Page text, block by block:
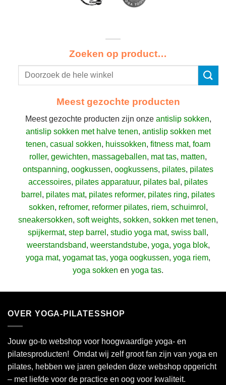
Zoeken op product…
Meest gezochte producten
Meest gezochte producten zijn onze antislip sokken,
antislip sokken met halve tenen, antislip sokken met
tenen,casual sokken, huissokken,fitness mat,foam
roller,gewichten, massageballen, mat tas, matten,
ontspanning,oogkussen,oogkussens, pilates, pilates
accessoires, pilates apparatuur, pilates bal , pilates
barrel , pilates mat, pilates reformer, pilates ring, pilates
sokken, refromer, reformer pilates, riem, schuimrol ,
sneakersokken,soft weights,sokken,sokken met tenen,
spijkermat,step barrel ,studio yoga mat,swiss ball ,
weerstandsband, weerstandstube, yoga, yoga blok,
yoga mat,yogamat tas,yoga oogkussen,yoga riem,
yoga sokken enyoga tas.
OVER YOGA-PILATESSHOP
Jouw go-to webshop voor hoogwaardige yoga- en
pilatesproducten! Omdat wij zelf groot fan zijn van yoga en
pilates, hebben we jaren geleden deze webshop opgericht
– met liefde voor de practice en oog voor kwaliteit.